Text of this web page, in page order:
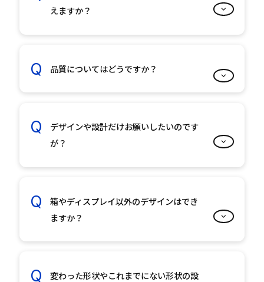
えますか？
品質についてはどうですか？
デザインや設計だけお願いしたいのです
が？
箱やディスプレイ以外のデザインはでき
ますか？
変わった形状やこれまでにない形状の設